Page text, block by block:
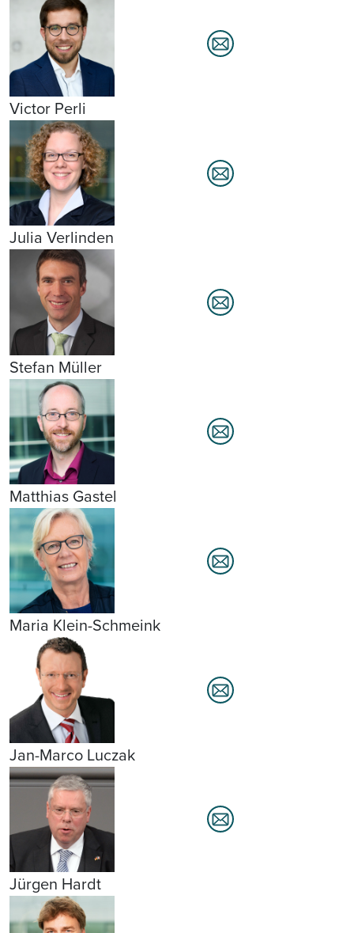
Victor Perli
Julia Verlinden
Stefan Müller
Matthias Gastel
Maria Klein-Schmeink
Jan-Marco Luczak
Jürgen Hardt